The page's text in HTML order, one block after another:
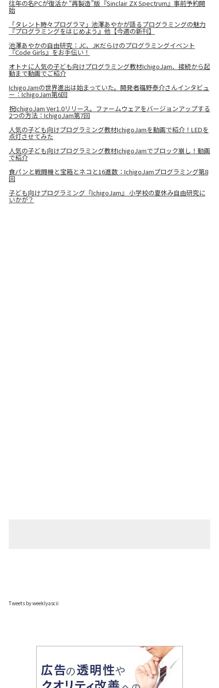
往年の名PCが復活か “再製造”版『Sinclair ZX Spectrum』事前予約開
始
「タレント時々プログラマ」池澤あやかが語るプログラミングの魅力
『プログラミングをはじめよう』他【今週の新刊】
池澤あやかの自由研究：JC、JKだらけのプログラミングイベント
『Code Girls』をお手伝い！
オトナに人気の子ども向けプログラミング教材IchigoJam、接続から起
動まで動画でご紹介
IchigoJamの世界進出は始まっていた。開発者福野泰介さんインタビュ
ー：IchigoJam第6回
祝IchigoJam Ver1.0リリース。ファームウェアをバージョンアップする
2つの方法：IchigoJam第7回
人気の子ども向けプログラミング教材IchigoJamを動画で紹介！LEDを
点灯させてみた
人気の子ども向けプログラミング教材IchigoJamでブロック崩し！動画
で紹介
食パンと戦闘機と宝箱とネコと16進数：IchigoJamプログラミング第8
回
子ども向けプログラミング『IchigoJam』 小学校の夏休み自由研究に
いかが？
Tweets by weeklyascii